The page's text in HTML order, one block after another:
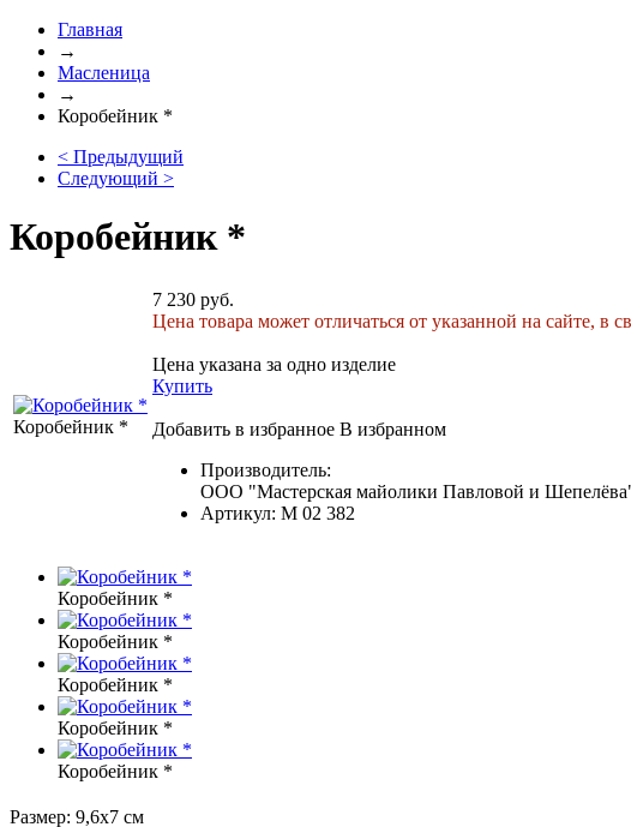
Главная
→
Масленица
→
Коробейник *
< Предыдущий
Следующий >
Коробейник *
Коробейник *
7 230 руб.
Цена товара может отличаться от указанной на сайте, в
Цена указана за одно изделие
Купить
Добавить в избранное В избранном
Производитель:
ООО "Мастерская майолики Павловой и
Артикул: М 02 382
Коробейник *
Коробейник *
Коробейник *
Коробейник *
Коробейник *
Размер: 9,6х7 см